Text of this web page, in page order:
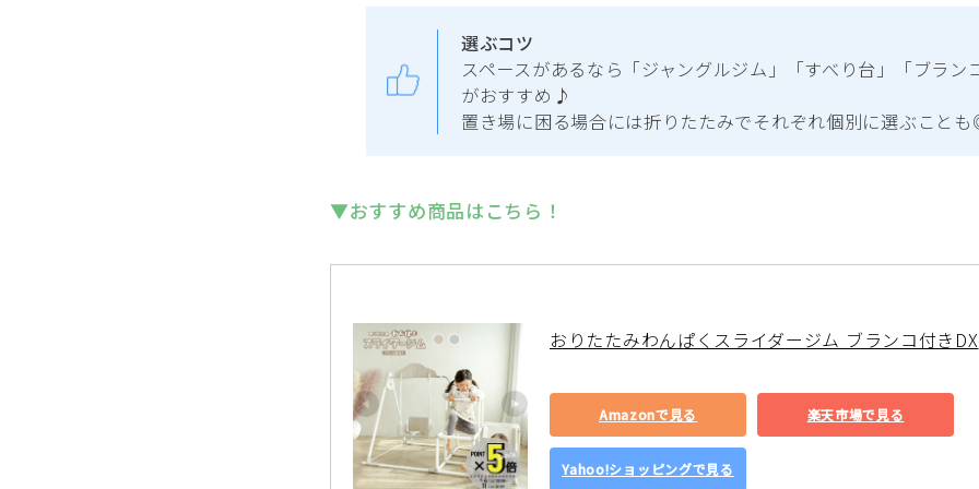
選ぶコツ
スペースがあるなら「ジャングルジム」「すべり台」「ブラン
がおすすめ♪
置き場に困る場合には折りたたみでそれぞれ個別に選ぶこと
▼おすすめ商品はこちら！
おりたたみわんぱくスライダージム ブランコ付きDX
Amazonで見る 楽天市場で見る
Yahoo!ショッピングで見る